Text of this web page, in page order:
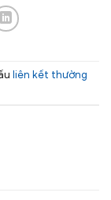
liên kết thường